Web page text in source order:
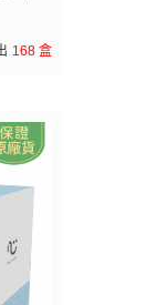
168 盒